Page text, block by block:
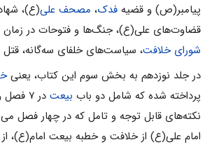
پیامبر(ص) و قضیه فدک، مصحف علی(ع)،
قضاوت‌های علی(ع)، جنگ‌ها و فتوحات در زمان
شورای خلافت، سیاست‌های خلفای سه‌گانه، قتل
در جلد نوزدهم به بخش سوم این کتاب، یعنى
پرداخته شده که شامل دو باب بیعت
در ۷
نکته‌هاى قابل توجه و تامل که در چهار فصل
امام علی(ع) از خلافت و خطبه بیعت